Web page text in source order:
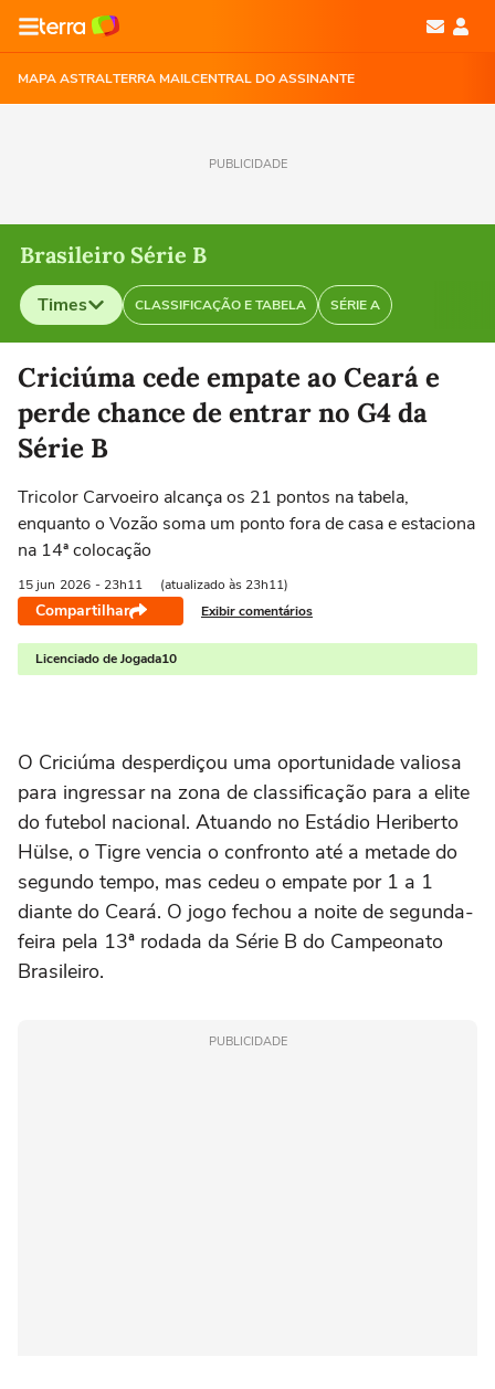
MAPA ASTRALTERRA MAILCENTRAL DO ASSINANTE
PUBLICIDADE
Brasileiro Série B
Times CLASSIFICAÇÃO E TABELA SÉRIE A
Selecione o time para ver as notícias
Criciúma cede empate ao Ceará e
perde chance de entrar no G4 da
Série B
Tricolor Carvoeiro alcança os 21 pontos na tabela,
enquanto o Vozão soma um ponto fora de casa e estaciona
na 14ª colocação
15 jun 2026 - 23h11 (atualizado às 23h11)
Compartilhar Exibir comentários
Licenciado de Jogada10
O Criciúma desperdiçou uma oportunidade valiosa
para ingressar na zona de classificação para a elite
do futebol nacional. Atuando no Estádio Heriberto
Hülse, o Tigre vencia o confronto até a metade do
segundo tempo, mas cedeu o empate por 1 a 1
diante do Ceará. O jogo fechou a noite de segunda-
feira pela 13ª rodada da Série B do Campeonato
Brasileiro.
PUBLICIDADE